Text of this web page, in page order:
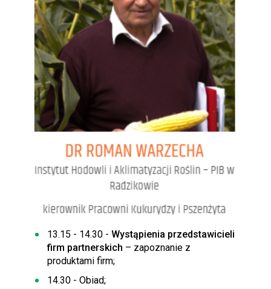
13.15 - 14.30 - Wystąpienia przedstawicieli
firm partnerskich – zapoznanie z
produktami firm;
14.30 - Obiad;